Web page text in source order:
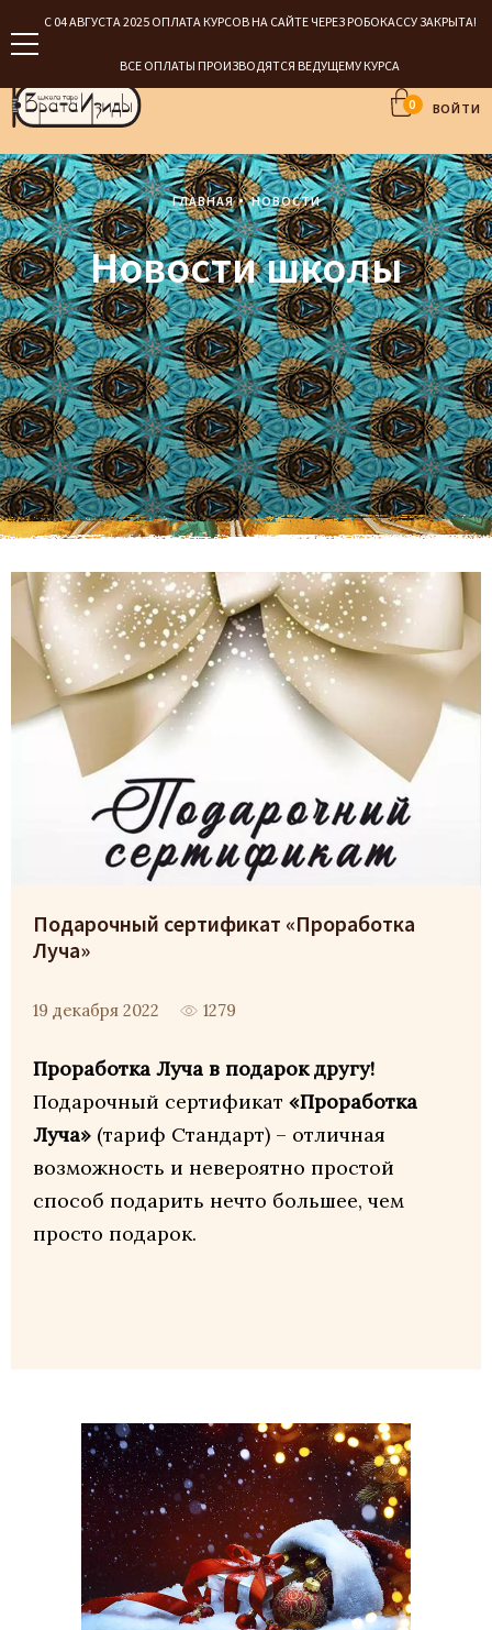
С 04 АВГУСТА 2025 ОПЛАТА КУРСОВ НА САЙТЕ ЧЕРЕЗ РОБОКАССУ ЗАКРЫТА!
ВСЕ ОПЛАТЫ ПРОИЗВОДЯТСЯ ВЕДУЩЕМУ КУРСА
0 ВОЙТИ
ГЛАВНАЯ НОВОСТИ
Новости школы
Подарочный сертификат «Проработка
Луча»
19 декабря 2022 1279
Проработка Луча в подарок другу!
Подарочный сертификат «Проработка
Луча» (тариф Стандарт) – отличная
возможность и невероятно простой
способ подарить нечто большее, чем
просто подарок.